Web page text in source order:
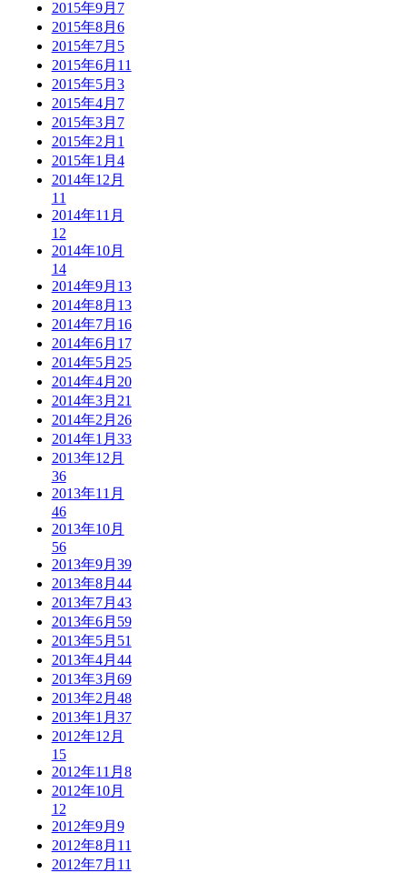
2015年9月 7
2015年8月 6
2015年7月 5
2015年6月 11
2015年5月 3
2015年4月 7
2015年3月 7
2015年2月 1
2015年1月 4
2014年12月
11
2014年11月
12
2014年10月
14
2014年9月 13
2014年8月 13
2014年7月 16
2014年6月 17
2014年5月 25
2014年4月 20
2014年3月 21
2014年2月 26
2014年1月 33
2013年12月
36
2013年11月
46
2013年10月
56
2013年9月 39
2013年8月 44
2013年7月 43
2013年6月 59
2013年5月 51
2013年4月 44
2013年3月 69
2013年2月 48
2013年1月 37
2012年12月
15
2012年11月 8
2012年10月
12
2012年9月 9
2012年8月 11
2012年7月 11